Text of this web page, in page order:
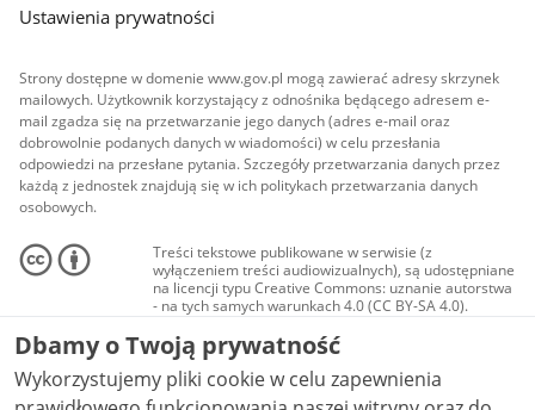
Ustawienia prywatności
Strony dostępne w domenie www.gov.pl mogą zawierać adresy skrzynek
mailowych. Użytkownik korzystający z odnośnika będącego adresem e-
mail zgadza się na przetwarzanie jego danych (adres e-mail oraz
dobrowolnie podanych danych w wiadomości) w celu przesłania
odpowiedzi na przesłane pytania. Szczegóły przetwarzania danych przez
każdą z jednostek znajdują się w ich politykach przetwarzania danych
osobowych.
Treści tekstowe publikowane w serwisie (z
wyłączeniem treści audiowizualnych), są udostępniane
na licencji typu Creative Commons: uznanie autorstwa
- na tych samych warunkach 4.0 (CC BY-SA 4.0).
Materiały audiowizualne, w tym zdjęcia, materiały
audio i wideo, są udostępniane na licencji typu
Creative Commons: uznanie autorstwa użycie
niekomercyjne - bez utworów zależnych 4.0 (CC BY-
NC-ND 4.0), o ile nie jest to stwierdzone inaczej.
Dbamy o Twoją prywatność
Wykorzystujemy pliki cookie w celu zapewnienia